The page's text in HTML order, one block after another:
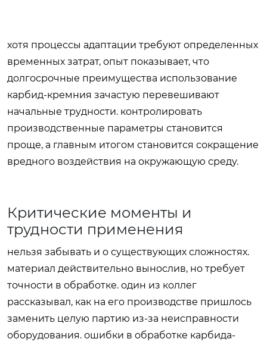
хотя процессы адаптации требуют определенных
временных затрат, опыт показывает, что
долгосрочные преимущества использование
карбид-кремния зачастую перевешивают
начальные трудности. контролировать
производственные параметры становится
проще, а главным итогом становится сокращение
вредного воздействия на окружающую среду.
Критические моменты и
трудности применения
нельзя забывать и о существующих сложностях.
материал действительно вынослив, но требует
точности в обработке. один из коллег
рассказывал, как на его производстве пришлось
заменить целую партию из-за неисправности
оборудования. ошибки в обработке карбида-